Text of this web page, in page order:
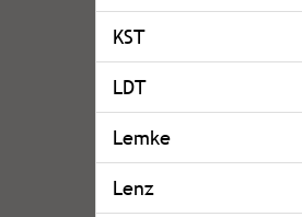
KST
LDT
Lemke
Lenz